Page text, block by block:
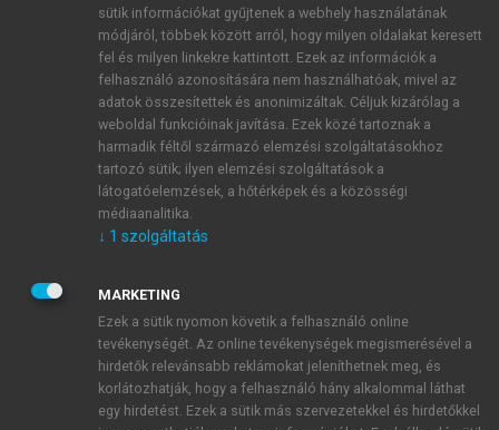
ÚJ FIÓK LÉTREHOZÁSA
1 óra díjmentes hozzáférés
E-MAIL-CÍM
JELSZÓ
JELSZÓ ÚJRA
sütik információkat gyűjtenek a webhely használatának
módjáról, többek között arról, hogy milyen oldalakat keresett
fel és milyen linkekre kattintott. Ezek az információk a
felhasználó azonosítására nem használhatóak, mivel az
adatok összesítettek és anonimizáltak. Céljuk kizárólag a
weboldal funkcióinak javítása. Ezek közé tartoznak a
harmadik féltől származó elemzési szolgáltatásokhoz
tartozó sütik; ilyen elemzési szolgáltatások a
látogatóelemzések, a hőtérképek és a közösségi
médiaanalitika.
↓ 1 szolgáltatás
MARKETING
Ezek a sütik nyomon követik a felhasználó online
tevékenységét. Az online tevékenységek megismerésével a
hirdetők relevánsabb reklámokat jeleníthetnek meg, és
korlátozhatják, hogy a felhasználó hány alkalommal láthat
egy hirdetést. Ezek a sütik más szervezetekkel és hirdetőkkel